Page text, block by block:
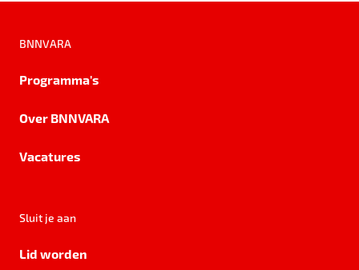
BNNVARA
Programma's
Over BNNVARA
Vacatures
Sluit je aan
Lid worden